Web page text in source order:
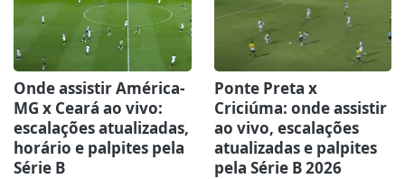
Onde assistir América-
MG x Ceará ao vivo:
escalações atualizadas,
horário e palpites pela
Série B
Ponte Preta x
Criciúma: onde assistir
ao vivo, escalações
atualizadas e palpites
pela Série B 2026